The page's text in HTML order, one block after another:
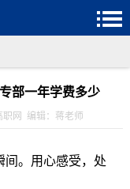
部一年学费多少
网 编辑：蒋老师
间。用心感受，处